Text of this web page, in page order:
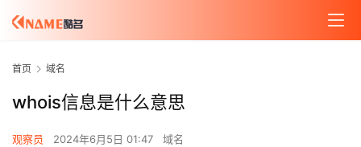
首页 域名
whois信息是什么意思
观察员 2024年6月5日 01:47 域名